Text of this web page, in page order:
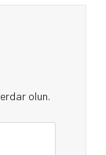
olun.